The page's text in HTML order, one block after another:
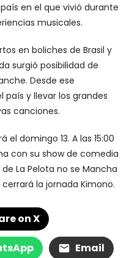
en el que vivió durante
musicales.
en boliches de Brasil y
surgió posibilidad de
Desde ese
y llevar los grandes
canciones.
domingo 13. A las 15:00
con su show de comedia
La Pelota no se Mancha
cerrará la jornada Kimono.
on X
Email